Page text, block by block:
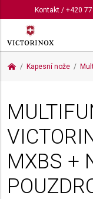
Kontakt/ +420
Kapesní nože
MXBS +